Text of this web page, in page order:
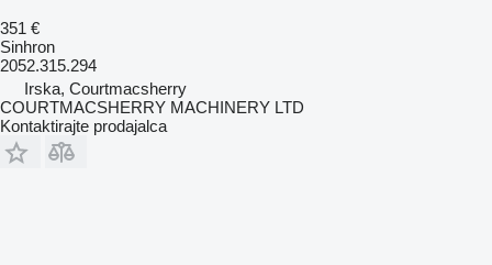
351 €
Sinhron
2052.315.294
Irska, Courtmacsherry
COURTMACSHERRY MACHINERY LTD
Kontaktirajte prodajalca